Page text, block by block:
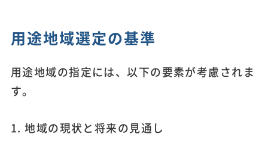
用途地域選定の基準
用途地域の指定には、以下の要素が考慮されま
す。
1. 地域の現状と将来の見通し